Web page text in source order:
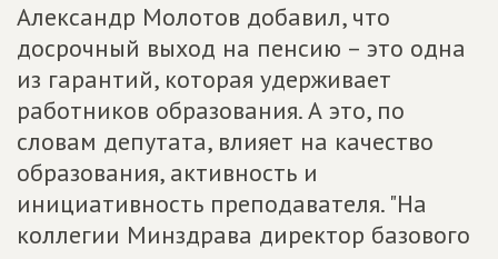
Александр Молотов добавил, что
досрочный выход на пенсию – это одна
из гарантий, которая удерживает
работников образования. А это, по
словам депутата, влияет на качество
образования, активность и
инициативность преподавателя. "На
коллегии Минздрава директор базового